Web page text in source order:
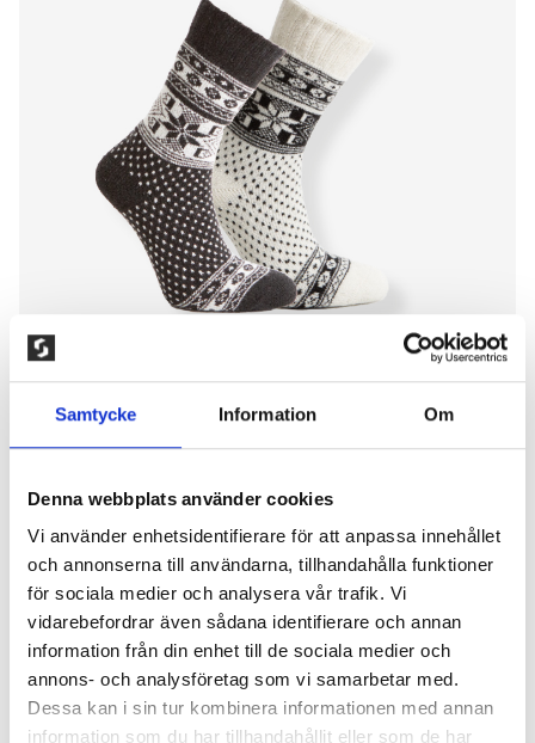
Samtycke Information Om
Denna webbplats använder cookies
Vi använder enhetsidentifierare för att anpassa innehållet
och annonserna till användarna, tillhandahålla funktioner
för sociala medier och analysera vår trafik. Vi
vidarebefordrar även sådana identifierare och annan
information från din enhet till de sociala medier och
annons- och analysföretag som vi samarbetar med.
Dessa kan i sin tur kombinera informationen med annan
information som du har tillhandahållit eller som de har
2-PACK VARM ULLSTRUMPA KORT,
NATUR/SVART
200,00kr
En kraftig men smidig ullstrumpa med frotté i både
skaft och fot för överlägsen komfort och värme.
Perfekt för vardag, friluftsliv och arbete i kyla.